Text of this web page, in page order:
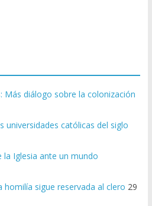
Más diálogo sobre la colonización
universidades católicas del siglo
la Iglesia ante un mundo
sigue reservada al clero 29